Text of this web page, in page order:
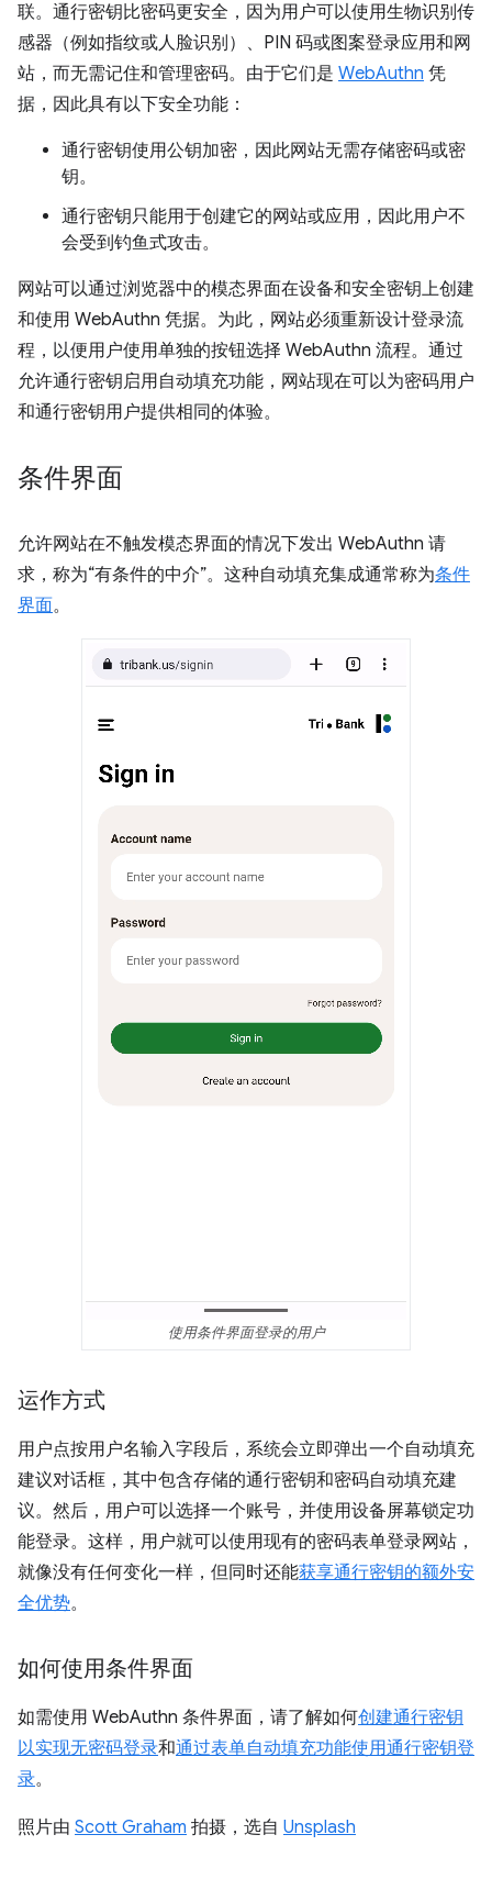
联。通行密钥比密码更安全，因为用户可以使用生物识别传
感器（例如指纹或人脸识别）、PIN 码或图案登录应用和网
站，而无需记住和管理密码。由于它们是 WebAuthn 凭
据，因此具有以下安全功能：
通行密钥使用公钥加密，因此网站无需存储密码或密
钥。
通行密钥只能用于创建它的网站或应用，因此用户不
会受到钓鱼式攻击。
网站可以通过浏览器中的模态界面在设备和安全密钥上创建
和使用 WebAuthn 凭据。为此，网站必须重新设计登录流
程，以便用户使用单独的按钮选择 WebAuthn 流程。通过
允许通行密钥启用自动填充功能，网站现在可以为密码用户
和通行密钥用户提供相同的体验。
条件界面
允许网站在不触发模态界面的情况下发出 WebAuthn 请
求，称为“有条件的中介”。这种自动填充集成通常称为条件
界面。
使用条件界面登录的用户
运作方式
用户点按用户名输入字段后，系统会立即弹出一个自动填充
建议对话框，其中包含存储的通行密钥和密码自动填充建
议。然后，用户可以选择一个账号，并使用设备屏幕锁定功
能登录。这样，用户就可以使用现有的密码表单登录网站，
就像没有任何变化一样，但同时还能获享通行密钥的额外安
全优势。
如何使用条件界面
如需使用 WebAuthn 条件界面，请了解如何创建通行密钥
以实现无密码登录和通过表单自动填充功能使用通行密钥登
录。
照片由 Scott Graham 拍摄，选自 Unsplash